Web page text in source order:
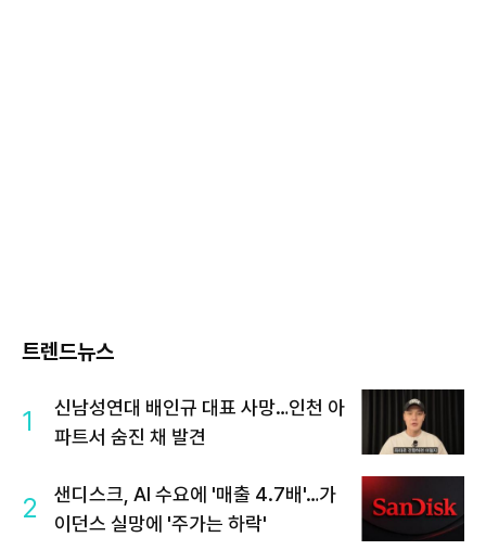
트렌드뉴스
1
신남성연대 배인규 대표 사망…인천 아
파트서 숨진 채 발견
2
샌디스크, AI 수요에 '매출 4.7배'…가
이던스 실망에 '주가는 하락'